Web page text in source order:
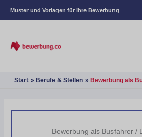
Muster und Vorlagen für Ihre Bewerbung
Start Berufe & Stellen Bewerbung als
Bewerbung als Busfahrer /